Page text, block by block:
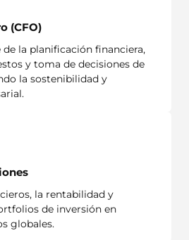
(CFO)
de la planificación financiera,
y toma de decisiones de
la sostenibilidad y
la rentabilidad y
de inversión en
globales.